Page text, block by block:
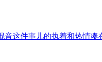
这件事儿的执着和热情